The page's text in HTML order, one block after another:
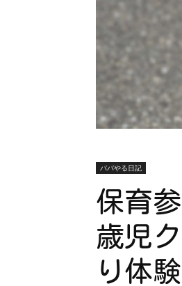
パパやる日記
保育
歳児
り体